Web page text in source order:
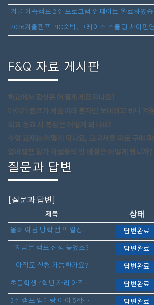
겨울 가족캠프 2주 프로그램 업데이트 완료하였
F&Q 자료 게시판
학교에서 점심은 어떻게 제공되나요?
아이가 캠프가 처음이라 혼자만 보내려고 하니 걱
학교 등교 시 복장은 어떻게 되나요?
수업 교재는 어떻게 되나요, 교과서를 따로 구매
영어캠프 참가 학생들의 반 배정은 어떻게 됩니까?
질문과 답변
[질문과 답변]
제목 상태
올해 여름 방학 캠프 일정 언제 나오나요? 답변완료
지금은 캠프 신청 늦었죠? 답변완료
아직도 신청 가능한가요? 답변완료
초등학생 4학년 자리 아직도 가능할까요? 답변완료
3주 캠프 엄마랑 아이 5학년 아직 늦지 않았나요? 답변완료